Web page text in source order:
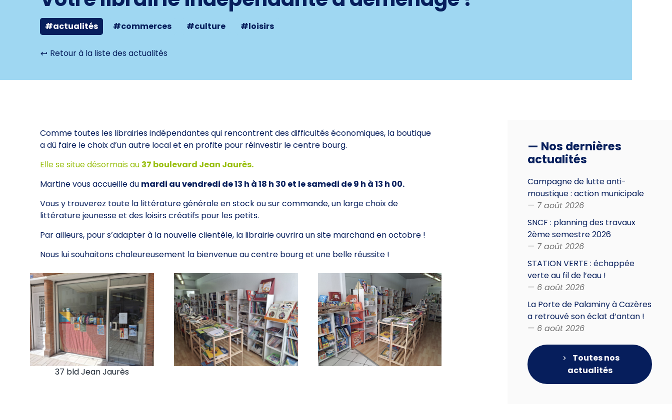
#actualités #commerces #culture #loisirs
Retour à la liste des actualités
Comme toutes les librairies indépendantes qui rencontrent des difficultés économiques, la boutique
a dû faire le choix d’un autre local et en profite pour réinvestir le centre bourg.
Elle se situe désormais au 37 boulevard Jean Jaurès.
Martine vous accueille du mardi au vendredi de 13 h à 18 h 30 et le samedi de 9 h à 13 h 00.
Vous y trouverez toute la littérature générale en stock ou sur commande, un large choix de
littérature jeunesse et des loisirs créatifs pour les petits.
Par ailleurs, pour s’adapter à la nouvelle clientèle, la librairie ouvrira un site marchand en octobre !
Nous lui souhaitons chaleureusement la bienvenue au centre bourg et une belle réussite !
37 bld Jean Jaurès
— Nos dernières
actualités
Campagne de lutte anti-
moustique : action municipale
— 7 août 2026
SNCF : planning des travaux
2ème semestre 2026
— 7 août 2026
STATION VERTE : échappée
verte au fil de l’eau !
— 6 août 2026
La Porte de Palaminy à Cazères
a retrouvé son éclat d’antan !
— 6 août 2026
Toutes nos
actualités